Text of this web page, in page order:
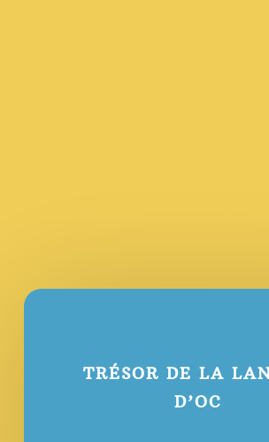
TRÉSOR DE LA
D’OC